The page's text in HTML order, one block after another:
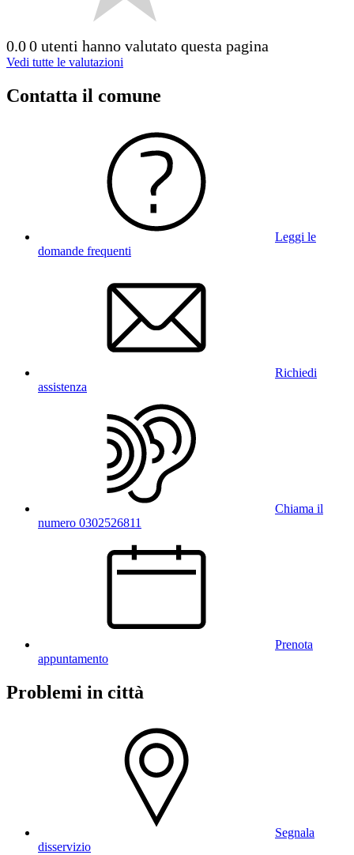
0.00 utenti hanno valutato questa pagina
Vedi tutte le valutazioni
Contatta il comune
Leggi le
domande frequenti
Richiedi
assistenza
Chiama il
numero 0302526811
Prenota
appuntamento
Problemi in città
Segnala
disservizio